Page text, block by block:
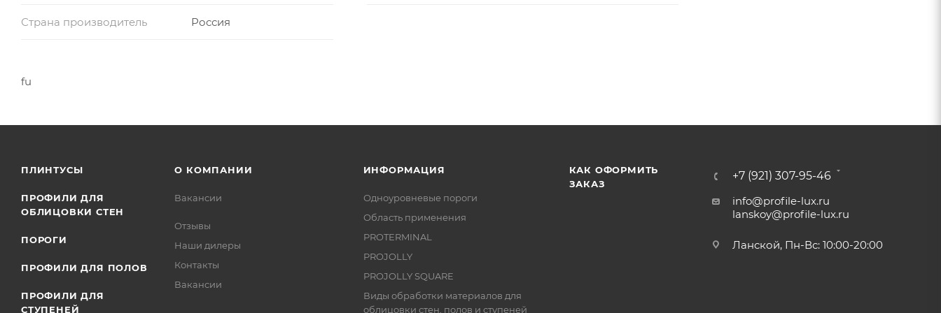
Страна производитель Россия
fu
ПЛИНТУСЫ
ПРОФИЛИ ДЛЯ
ОБЛИЦОВКИ СТЕН
ПОРОГИ
ПРОФИЛИ ДЛЯ ПОЛОВ
ПРОФИЛИ ДЛЯ
СТУПЕНЕЙ
О КОМПАНИИ
Вакансии
Отзывы
Наши дилеры
Контакты
Вакансии
ИНФОРМАЦИЯ
Одноуровневые пороги
Область применения
PROTERMINAL
PROJOLLY
PROJOLLY SQUARE
Виды обработки материалов для
облицовки стен, полов и ступеней
КАК ОФОРМИТЬ
ЗАКАЗ
+7 (921) 307-95-46
info@profile-lux.ru
lanskoy@profile-lux.ru
Ланской, Пн-Вс: 10:00-20:00